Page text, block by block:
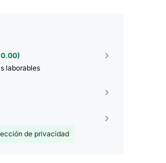
laborables
de privacidad